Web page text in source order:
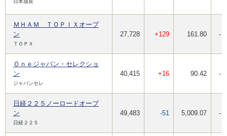
日本成長
ＭＨＡＭ ＴＯＰＩＸオープ
ン
ＴＯＰＸ
27,728 +129 161.80 -
Ｏｎｅジャパン・セレクショ
ン
ジャパンセレ
40,415 +16 90.42 -
日経２２５ノーロードオープ
ン
日経２２５
49,483 -51 5,009.07 -